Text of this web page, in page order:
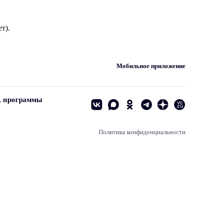
Мобильное приложение
программы
Политика конфиденциальности